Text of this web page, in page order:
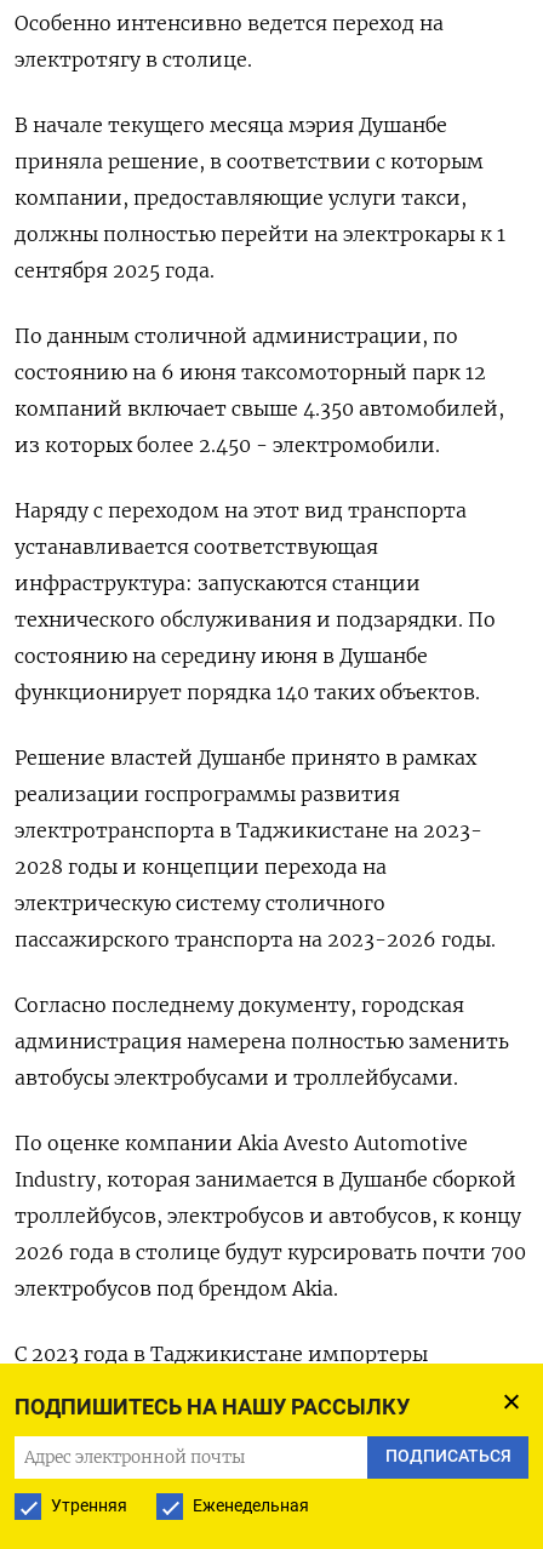
ПОДПИШИТЕСЬ НА НАШУ РАССЫЛКУ
ПОДПИСАТЬСЯ
Утренняя Еженедельная
Особенно интенсивно ведется переход на
электротягу в столице.
В начале текущего месяца мэрия Душанбе
приняла решение, в соответствии с которым
компании, предоставляющие услуги такси,
должны полностью перейти на электрокары к 1
сентября 2025 года.
По данным столичной администрации, по
состоянию на 6 июня таксомоторный парк 12
компаний включает свыше 4.350 автомобилей,
из которых более 2.450 - электромобили.
Наряду с переходом на этот вид транспорта
устанавливается соответствующая
инфраструктура: запускаются станции
технического обслуживания и подзарядки. По
состоянию на середину июня в Душанбе
функционирует порядка 140 таких объектов.
Решение властей Душанбе принято в рамках
реализации госпрограммы развития
электротранспорта в Таджикистане на 2023-
2028 годы и концепции перехода на
электрическую систему столичного
пассажирского транспорта на 2023-2026 годы.
Согласно последнему документу, городская
администрация намерена полностью заменить
автобусы электробусами и троллейбусами.
По оценке компании Akia Avesto Automotive
Industry, которая занимается в Душанбе сборкой
троллейбусов, электробусов и автобусов, к концу
2026 года в столице будут курсировать почти 700
электробусов под брендом Akia.
С 2023 года в Таджикистане импортеры
электромобилей освобождены от уплаты налогов
ЦЕНЫ